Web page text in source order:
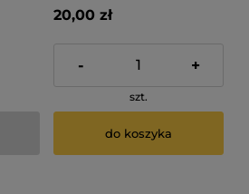
20,00 zł
- +
szt.
do koszyka